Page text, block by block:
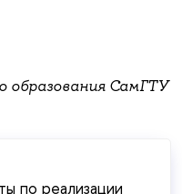
образования СамГТУ
по реализации